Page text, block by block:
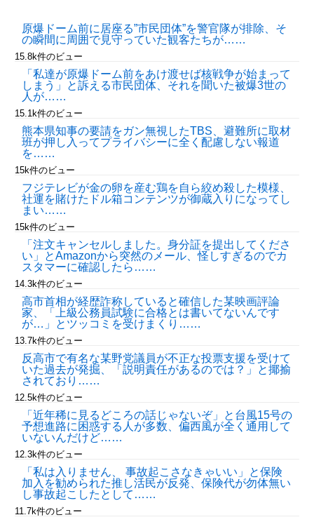
【ヤバすぎ】熊本の山道でソーラーパネルが…
Powered by livedoor 相互RSS
原爆ドーム前に居座る”市民団体”を警官隊が排除、そ
の瞬間に周囲で見守っていた観客たちが……
15.8k件のビュー
「私達が原爆ドーム前をあけ渡せば核戦争が始まって
しまう」と訴える市民団体、それを聞いた被爆3世の
人が……
15.1k件のビュー
熊本県知事の要請をガン無視したTBS、避難所に取材
班が押し入ってプライバシーに全く配慮しない報道
を……
15k件のビュー
フジテレビが金の卵を産む鶏を自ら絞め殺した模様、
社運を賭けたドル箱コンテンツが御蔵入りになってし
まい……
15k件のビュー
「注文キャンセルしました。身分証を提出してくださ
い」とAmazonから突然のメール、怪しすぎるのでカ
スタマーに確認したら……
14.3k件のビュー
高市首相が経歴詐称していると確信した某映画評論
家、「上級公務員試験に合格とは書いてないんです
が…」とツッコミを受けまくり……
13.7k件のビュー
反高市で有名な某野党議員が不正な投票支援を受けて
いた過去が発掘、「説明責任があるのでは？」と揶揄
されており……
12.5k件のビュー
「近年稀に見るどころの話じゃないぞ」と台風15号の
予想進路に困惑する人が多数、偏西風が全く通用して
いないんだけど……
12.3k件のビュー
「私は入りません、 事故起こさなきゃいい」と保険
加入を勧められた推し活民が反発、保険代が勿体無い
し事故起こしたとして……
11.7k件のビュー